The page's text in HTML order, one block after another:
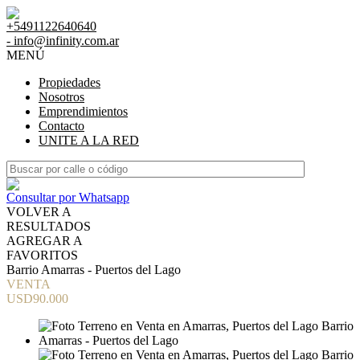
+5491122640640
- info@infinity.com.ar
MENÚ
Propiedades
Nosotros
Emprendimientos
Contacto
UNITE A LA RED
Consultar por Whatsapp
VOLVER A
RESULTADOS
AGREGAR A
FAVORITOS
Barrio Amarras - Puertos del Lago
VENTA
USD90.000